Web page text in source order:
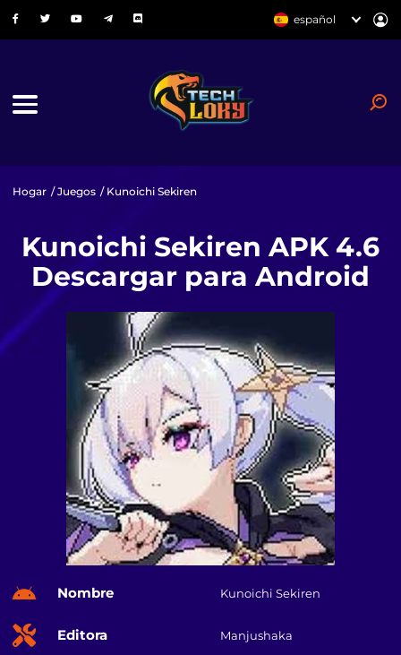
español
Hogar /Juegos / Kunoichi Sekiren
Kunoichi Sekiren APK 4.6
Descargar para Android
Nombre Kunoichi Sekiren
Editora Manjushaka